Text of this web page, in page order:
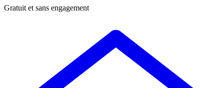
Gratuit et sans engagement